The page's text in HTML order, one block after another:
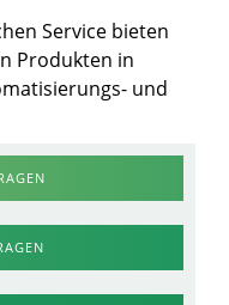
Service bieten
Produkten in
und